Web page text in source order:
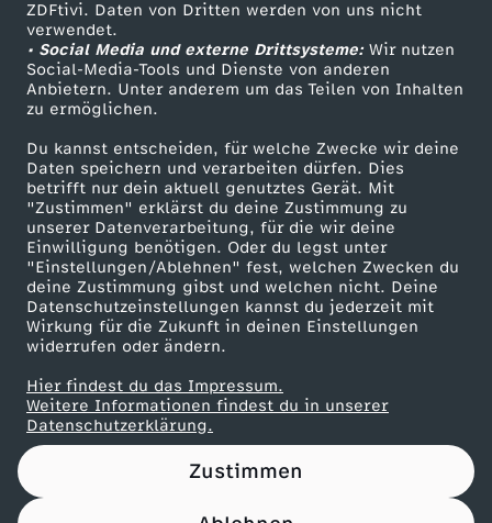
ZDFtivi. Daten von Dritten werden von uns nicht
verwendet.
• Social Media und externe Drittsysteme:Wir nutzen
Social-Media-Tools und Dienste von anderen
Anbietern. Unter anderem um das Teilen von Inhalten
zu ermöglichen.
Du kannst entscheiden, für welche Zwecke wir deine
Daten speichern und verarbeiten dürfen. Dies
betrifft nur dein aktuell genutztes Gerät. Mit
"Zustimmen" erklärst du deine Zustimmung zu
unserer Datenverarbeitung, für die wir deine
Einwilligung benötigen. Oder du legst unter
"Einstellungen/Ablehnen" fest, welchen Zwecken du
deine Zustimmung gibst und welchen nicht. Deine
Datenschutzeinstellungen kannst du jederzeit mit
Wirkung für die Zukunft in deinen Einstellungen
widerrufen oder ändern.
Hier findest du das Impressum.
Weitere Informationen findest du in unserer
Datenschutzerklärung.
Zustimmen
-
C
l
i
p
1
8
7
ZDF Unternehmen
Karriere
ZDF goes Schule
Werbefernsehen
Mainzelmännchen
Partner